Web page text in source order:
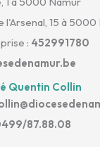
l'Arsenal, 15 à 5000
: 452991780
Quentin Collin
87.88.08